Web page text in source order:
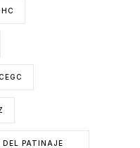
DEL PATINAJE